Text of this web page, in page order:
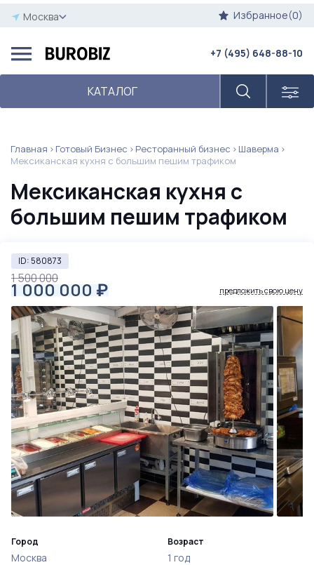
Москва Избранное(0)
КАТАЛОГ
+7 (495) 648-88-10
Главная Готовый Бизнес Ресторанный бизнес
Шаверма
Мексиканская кухня с большим пешим трафиком
Мексиканская кухня с
большим пешим трафиком
ID: 580873
1 500 000
1 000 000 ₽ предложить свою цену
Город
Москва
Возраст
1 год